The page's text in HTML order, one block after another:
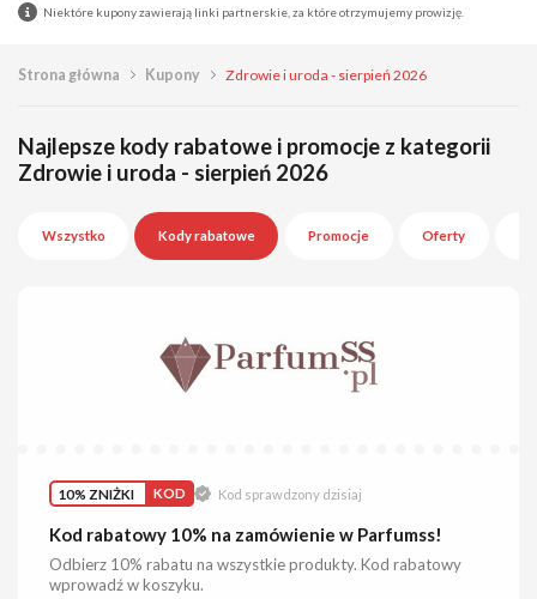
Niektóre kupony zawierają linki partnerskie, za które otrzymujemy prowizję.
Strona główna Kupony Zdrowie i uroda - sierpień 2026
Najlepsze kody rabatowe i promocje z kategorii
Zdrowie i uroda - sierpień 2026
Wszystko Kody rabatowe Promocje Oferty
10% ZNIŻKI KOD Kod sprawdzony dzisiaj
Kod rabatowy 10% na zamówienie w Parfumss!
Odbierz 10% rabatu na wszystkie produkty. Kod rabatowy
wprowadź w koszyku.